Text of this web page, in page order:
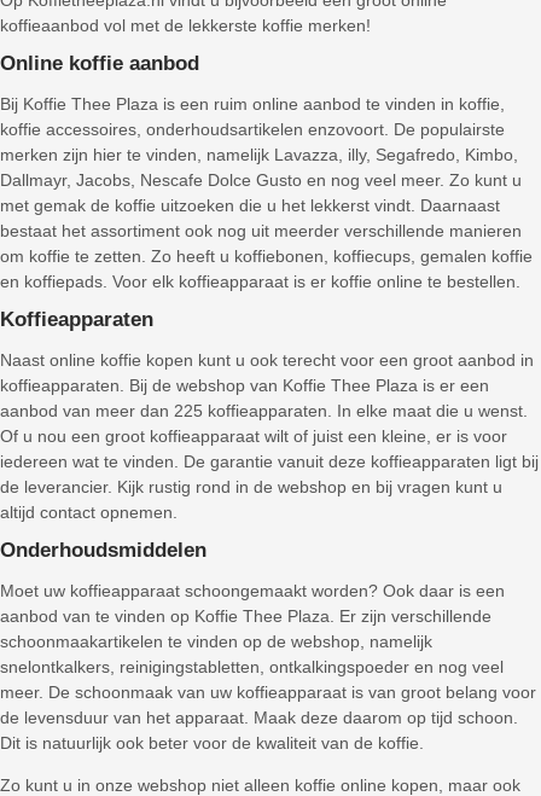
koffieaanbod vol met de lekkerste koffie merken!
Online koffie aanbod
Bij Koffie Thee Plaza is een ruim online aanbod te vinden in koffie,
koffie accessoires, onderhoudsartikelen enzovoort. De populairste
merken zijn hier te vinden, namelijk Lavazza, illy, Segafredo, Kimbo,
Dallmayr, Jacobs, Nescafe Dolce Gusto en nog veel meer. Zo kunt u
met gemak de koffie uitzoeken die u het lekkerst vindt. Daarnaast
bestaat het assortiment ook nog uit meerder verschillende manieren
om koffie te zetten. Zo heeft u koffiebonen, koffiecups, gemalen koffie
en koffiepads. Voor elk koffieapparaat is er koffie online te bestellen.
Koffieapparaten
Naast online koffie kopen kunt u ook terecht voor een groot aanbod in
koffieapparaten. Bij de webshop van Koffie Thee Plaza is er een
aanbod van meer dan 225 koffieapparaten. In elke maat die u wenst.
Of u nou een groot koffieapparaat wilt of juist een kleine, er is voor
iedereen wat te vinden. De garantie vanuit deze koffieapparaten ligt bij
de leverancier. Kijk rustig rond in de webshop en bij vragen kunt u
altijd contact opnemen.
Onderhoudsmiddelen
Moet uw koffieapparaat schoongemaakt worden? Ook daar is een
aanbod van te vinden op Koffie Thee Plaza. Er zijn verschillende
schoonmaakartikelen te vinden op de webshop, namelijk
snelontkalkers, reinigingstabletten, ontkalkingspoeder en nog veel
meer. De schoonmaak van uw koffieapparaat is van groot belang voor
de levensduur van het apparaat. Maak deze daarom op tijd schoon.
Dit is natuurlijk ook beter voor de kwaliteit van de koffie.
Zo kunt u in onze webshop niet alleen koffie online kopen, maar ook